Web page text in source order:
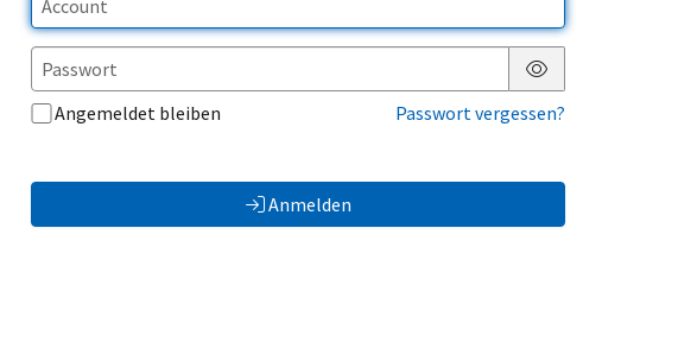
Passwort anzeigen
Angemeldet bleiben
Passwort vergessen?
Anmelden